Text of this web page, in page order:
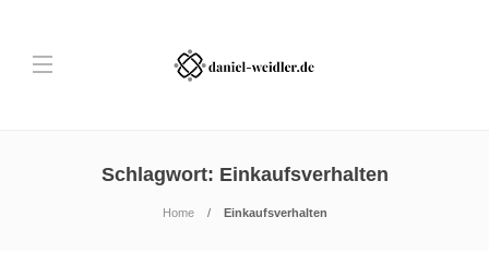
Schlagwort: Einkaufsverhalten
Home Einkaufsverhalten